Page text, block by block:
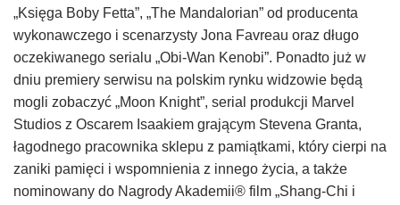
„Księga Boby Fetta”, „The Mandalorian” od producenta
wykonawczego i scenarzysty Jona Favreau oraz długo
oczekiwanego serialu „Obi-Wan Kenobi”. Ponadto już w
dniu premiery serwisu na polskim rynku widzowie będą
mogli zobaczyć „Moon Knight”, serial produkcji Marvel
Studios z Oscarem Isaakiem grającym Stevena Granta,
łagodnego pracownika sklepu z pamiątkami, który cierpi na
zaniki pamięci i wspomnienia z innego życia, a także
nominowany do Nagrody Akademii® film „Shang-Chi i